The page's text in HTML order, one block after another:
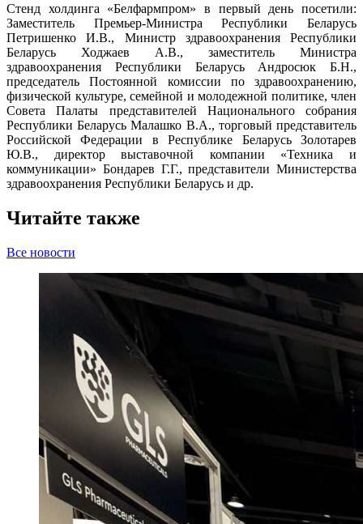
Стенд холдинга «Белфармпром» в первый день посетили:
Заместитель Премьер-Министра Республики Беларусь
Петришенко И.В., Министр здравоохранения Республики
Беларусь Ходжаев А.В., заместитель Министра
здравоохранения Республики Беларусь Андросюк Б.Н.,
председатель Постоянной комиссии по здравоохранению,
физической культуре, семейной и молодежной политике, член
Совета Палаты представителей Национального собрания
Республики Беларусь Малашко В.А., торговый представитель
Российской Федерации в Республике Беларусь Золотарев
Ю.В., директор выставочной компании «Техника и
коммуникации» Бондарев Г.Г., представители Министерства
здравоохранения Республики Беларусь и др.
Читайте также
Все новости